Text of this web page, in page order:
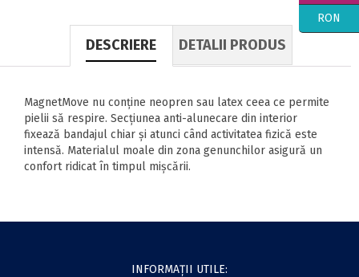
DESCRIERE DETALII PRODUS
MagnetMove nu conține neopren sau latex ceea ce permite
pielii să respire. Secțiunea anti-alunecare din interior
fixează bandajul chiar și atunci când activitatea fizică este
intensă. Materialul moale din zona genunchilor asigură un
confort ridicat în timpul mișcării.
INFORMAŢII UTILE:
RON